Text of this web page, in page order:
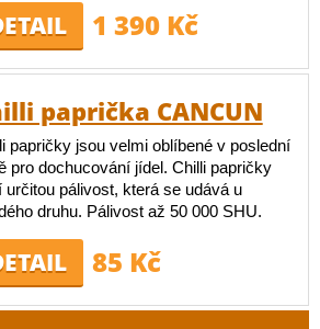
1 390 Kč
paprička CANCUN
papričky jsou velmi oblíbené v poslední
pro dochucování jídel. Chilli papričky
určitou pálivost, která se udává u
druhu. Pálivost až 50 000 SHU.
85 Kč